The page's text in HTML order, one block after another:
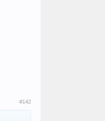
#142